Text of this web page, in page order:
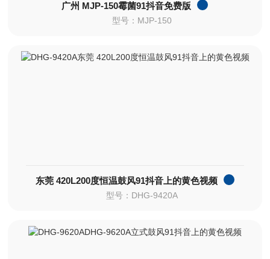
广州 MJP-150霉菌91抖音免费版
型号：MJP-150
东莞 420L200度恒温鼓风91抖音上的黄色视频
型号：DHG-9420A